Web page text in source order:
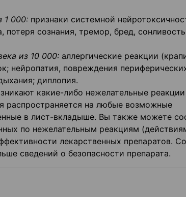
1 000: признаки системной
потеря сознания, тремор, бред,
из 10 000: аллергические реакции
нейропатия, повреждения
диплопия.
какие-либо нежелательные реакции
распространяется на любые возможные
в лист-вкладыше. Вы также можете
по нежелательным реакциям
лекарственных препаратов.
сведений о безопасности препарата.